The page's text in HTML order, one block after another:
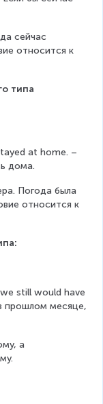
сейчас
относится к
типа
at home. –
дома.
Погода была
относится к
still would have
прошлом месяце,
а